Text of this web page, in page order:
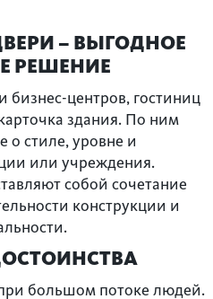
– ВЫГОДНОЕ
РЕШЕНИЕ
бизнес-центров, гостиниц
здания. По ним
о стиле, уровне и
или учреждения.
собой сочетание
конструкции и
большом потоке людей.